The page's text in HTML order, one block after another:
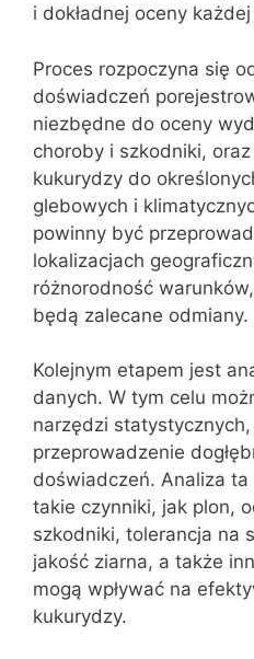
i dokładnej oceny
Proces rozpoczyna się
doświadczeń
niezbędne do oceny
choroby i szkodniki,
kukurydzy do
glebowych i
powinny być
lokalizacjach
różnorodność
będą zalecane odmiany.
Kolejnym etapem jest
danych. W tym celu
narzędzi
przeprowadzenie
doświadczeń. Analiza
takie czynniki, jak plon,
szkodniki, tolerancja na
jakość ziarna, a także
mogą wpływać na
kukurydzy.